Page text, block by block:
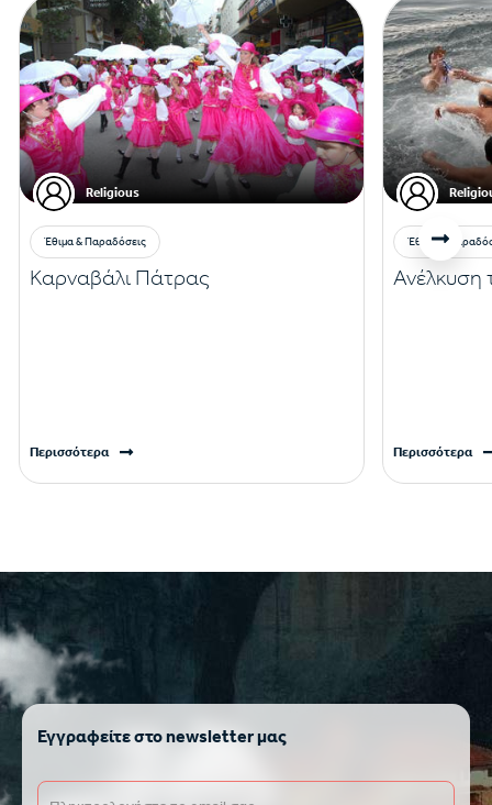
Religious
Έθιμα & Παραδόσεις
Καρναβάλι Πάτρας
Περισσότερα
Έθιμα &
Ανέλκυση
Περισσότερα
Εγγραφείτε στο newsletter μας